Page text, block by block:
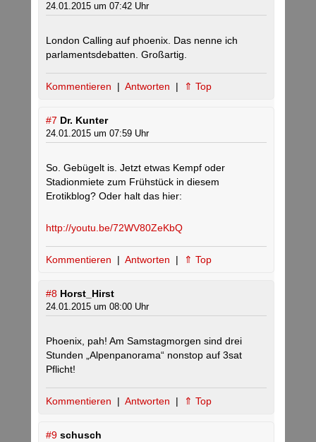
24.01.2015 um 07:42 Uhr
London Calling auf phoenix. Das nenne ich
parlamentsdebatten. Großartig.
Kommentieren | Antworten | ⇑ Top
#7 Dr. Kunter
24.01.2015 um 07:59 Uhr
So. Gebügelt is. Jetzt etwas Kempf oder
Stadionmiete zum Frühstück in diesem
Erotikblog? Oder halt das hier:
http://youtu.be/72WV80ZeKbQ
Kommentieren | Antworten | ⇑ Top
#8 Horst_Hirst
24.01.2015 um 08:00 Uhr
Phoenix, pah! Am Samstagmorgen sind drei
Stunden „Alpenpanorama“ nonstop auf 3sat
Pflicht!
Kommentieren | Antworten | ⇑ Top
#9 schusch